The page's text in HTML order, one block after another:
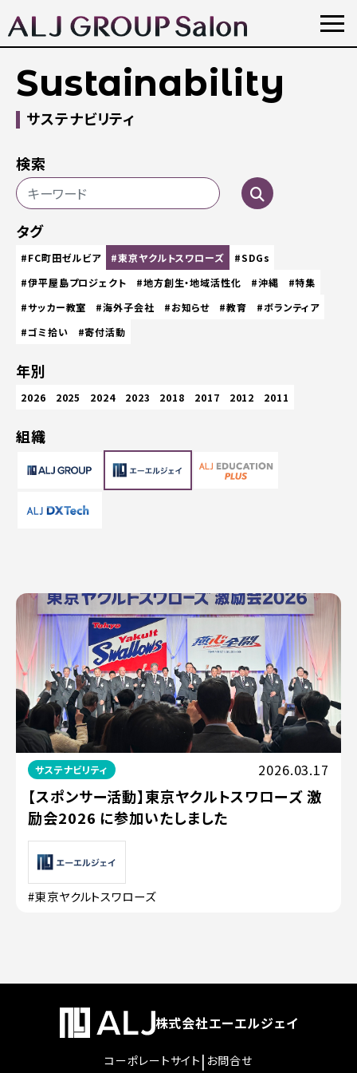
Sustainability
サステナビリティ
検索
タグ
#FC町田ゼルビア #東京ヤクルトスワローズ
#SDGs
#伊平屋島プロジェクト
#地方創生・地域活性化 #沖縄
#特集
#サッカー教室
#海外子会社 #お知らせ #教育
#ボランティア
#ゴミ拾い
#寄付活動
年別
2026 2025 2024 2023 2018 2017 2012 2011
組織
サステナビリティ 2026.03.17
【スポンサー活動】東京ヤクルトスワローズ 激
励会2026 に参加いたしました
#東京ヤクルトスワローズ
株式会社エーエルジェイ
コーポレートサイト | お問合せ